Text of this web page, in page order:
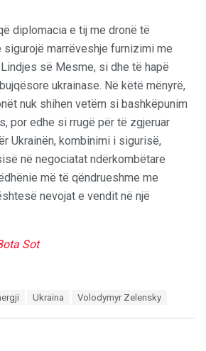
diplomacia e tij me dronë të
sigurojë marrëveshje furnizimi me
së Mesme, si dhe të hapë
ukrainase. Në këtë mënyrë,
nuk shihen vetëm si bashkëpunim
por edhe si rrugë për të zgjeruar
Ukrainën, kombinimi i sigurisë,
në negociatat ndërkombëtare
më të qëndrueshme me
nevojat e vendit në një
Sot
Ukraina Volodymyr Zelensky